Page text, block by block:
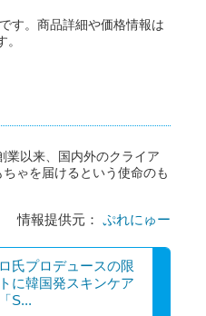
す。商品詳細や価格情報は
業以来、国内外のクライア
ゃを届けるという使命のも
情報提供元： ぷれにゅー
氏プロデュースの限
に韓国発スキンケア
S...